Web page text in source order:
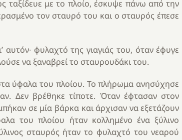
ταξίδευε με το πλοίο, έσκυψε πάνω από την
τον σταυρό του και ο σταυρός έπεσε
φυλαχτό της γιαγιάς του, όταν έφυγε
να ξαναβρεί το σταυρουδάκι του.
ύφαλα του πλοίου. Το πλήρωμα ανησύχησε
Δεν βρέθηκε τίποτε. Όταν έφτασαν στον
σε μία βάρκα και άρχισαν να εξετάζουν
του πλοίου ήταν κολλημένο ένα ξύλινο
σταυρός ήταν το φυλαχτό του νεαρού